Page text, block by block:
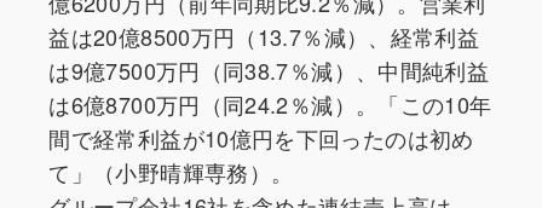
益は20億8500万円（13.7％減）、経常利益
は9億7500万円（同38.7％減）、中間純利益
は6億8700万円（同24.2％減）。「この10年
間で経常利益が10億円を下回ったのは初め
て」（小野晴輝専務）。